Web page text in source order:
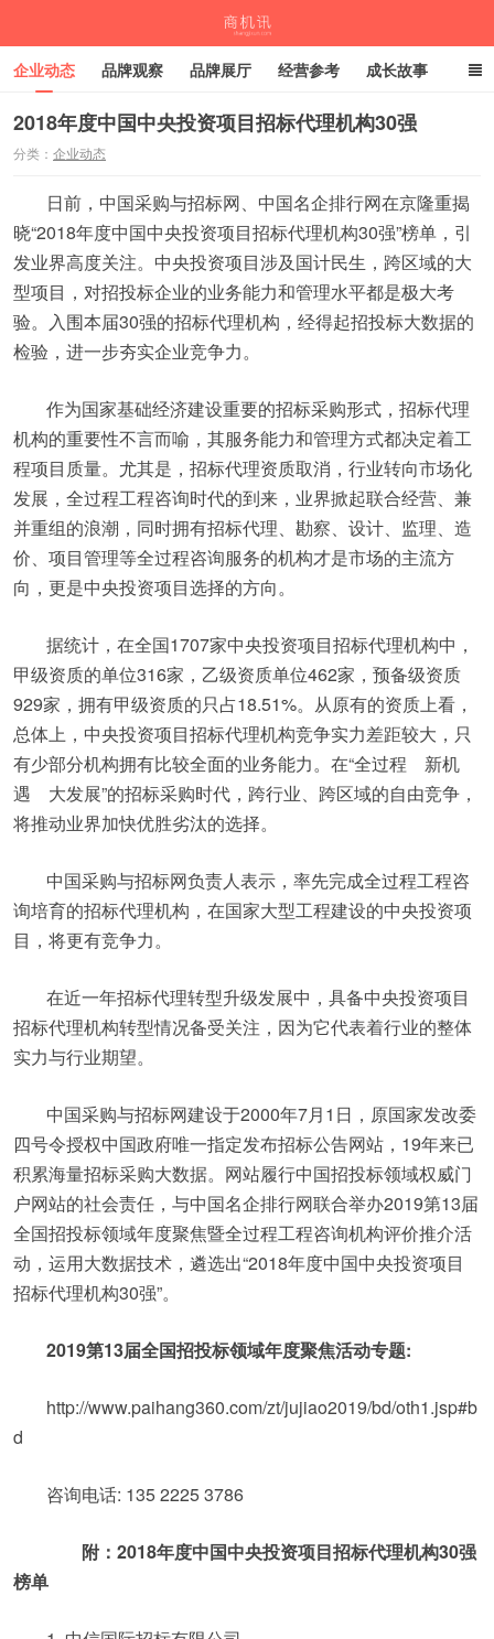
企业动态 品牌观察 品牌展厅 经营参考 成长故事
深度观察 伙伴计划
2018年度中国中央投资项目招标代理机构30强
分类： 企业动态
日前，中国采购与招标网、中国名企排行网在京隆重揭
晓“2018年度中国中央投资项目招标代理机构30强”榜单，引
发业界高度关注。中央投资项目涉及国计民生，跨区域的大
型项目，对招投标企业的业务能力和管理水平都是极大考
验。入围本届30强的招标代理机构，经得起招投标大数据的
检验，进一步夯实企业竞争力。
作为国家基础经济建设重要的招标采购形式，招标代理
机构的重要性不言而喻，其服务能力和管理方式都决定着工
程项目质量。尤其是，招标代理资质取消，行业转向市场化
发展，全过程工程咨询时代的到来，业界掀起联合经营、兼
并重组的浪潮，同时拥有招标代理、勘察、设计、监理、造
价、项目管理等全过程咨询服务的机构才是市场的主流方
向，更是中央投资项目选择的方向。
据统计，在全国1707家中央投资项目招标代理机构中，
甲级资质的单位316家，乙级资质单位462家，预备级资质
929家，拥有甲级资质的只占18.51%。从原有的资质上看，
总体上，中央投资项目招标代理机构竞争实力差距较大，只
有少部分机构拥有比较全面的业务能力。在“全过程 新机
遇 大发展”的招标采购时代，跨行业、跨区域的自由竞争，
将推动业界加快优胜劣汰的选择。
中国采购与招标网负责人表示，率先完成全过程工程咨
询培育的招标代理机构，在国家大型工程建设的中央投资项
目，将更有竞争力。
在近一年招标代理转型升级发展中，具备中央投资项目
招标代理机构转型情况备受关注，因为它代表着行业的整体
实力与行业期望。
中国采购与招标网建设于2000年7月1日，原国家发改委
四号令授权中国政府唯一指定发布招标公告网站，19年来已
积累海量招标采购大数据。网站履行中国招投标领域权威门
户网站的社会责任，与中国名企排行网联合举办2019第13届
全国招投标领域年度聚焦暨全过程工程咨询机构评价推介活
动，运用大数据技术，遴选出“2018年度中国中央投资项目
招标代理机构30强”。
2019第13届全国招投标领域年度聚焦活动专题:
http://www.paihang360.com/zt/jujiao2019/bd/oth1.jsp#b
d
咨询电话: 135 2225 3786
附：2018年度中国中央投资项目招标代理机构30强
榜单